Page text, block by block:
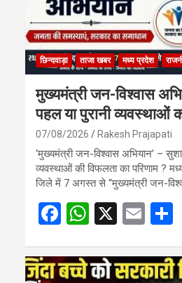
छिन्दवाड़ा ताजा खबर मध्य प्रदेश
मुख्यमंत्री जन-विश्वास
पहल या पुरानी व्यवस्थाओं
07/08/2026 Rakesh Prajapati
‘मुख्यमंत्री जन-विश्वास अभियान’ –
व्यवस्थाओं की विफलता का परिणाम ?
जिले में 7 अगस्त से “मुख्यमंत्री जन-
F
ce
W
at
X
E
ail